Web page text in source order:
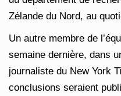
Zélande du Nord, au
Un autre membre de
semaine dernière, dans
journaliste du New York
conclusions seraient